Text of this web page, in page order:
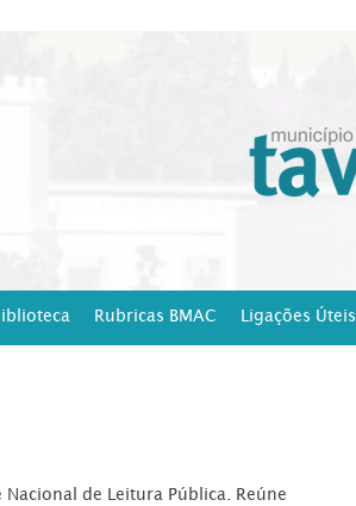
Rubricas BMAC Ligações Úteis
de Leitura Pública. Reúne